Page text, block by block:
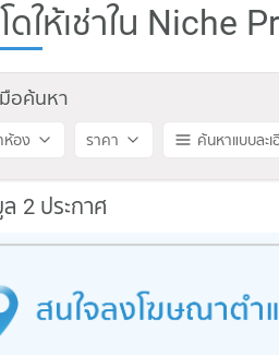
ดให้เช่าใน Niche
อค้นหา
ห้อง ราคา ค้นหาแบบละ
2 ประกาศ